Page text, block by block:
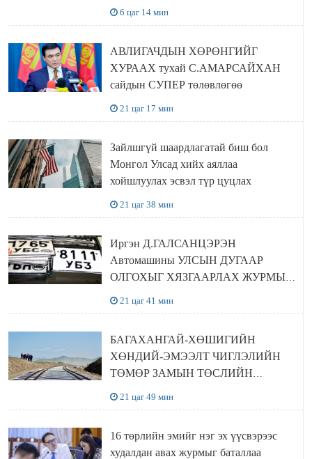
6 цаг 14 мин
АВЛИГАЧДЫН ХӨРӨНГИЙГ
ХУРААХ тухай С.АМАРСАЙХАН
сайдын СУПЕР төлөвлөгөө
21 цаг 17 мин
Зайлшгүй шаардлагатай биш бол
Монгол Улсад хийх аяллаа
хойшлуулах эсвэл түр цуцлах
21 цаг 38 мин
Иргэн Д.ГАЛСАНЦЭРЭН
Автомашины УЛСЫН ДУГААР
ОЛГОХЫГ ХЯЗГААРЛАХ ЖУРМЫГ
21 цаг 41 мин
БАГАХАНГАЙ-ХӨШИГИЙН
ХӨНДИЙ-ЭМЭЭЛТ ЧИГЛЭЛИЙН
ТӨМӨР ЗАМЫН ТӨСЛИЙН
21 цаг 49 мин
16 төрлийн эмийг нэг эх үүсвэрээс
худалдан авах журмыг баталлаа